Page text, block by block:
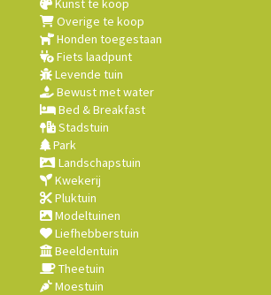
Overige te koop
Honden toegestaan
Fiets laadpunt
Levende tuin
Bewust met water
Bed & Breakfast
Stadstuin
Park
Landschapstuin
Kwekerij
Pluktuin
Modeltuinen
Liefhebberstuin
Beeldentuin
Theetuin
Moestuin